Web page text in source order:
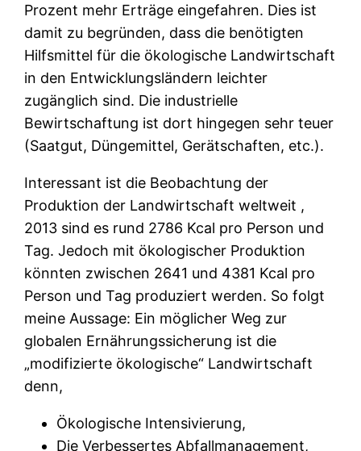
Prozent mehr Erträge eingefahren. Dies ist
damit zu begründen, dass die benötigten
Hilfsmittel für die ökologische Landwirtschaft
in den Entwicklungsländern leichter
zugänglich sind. Die industrielle
Bewirtschaftung ist dort hingegen sehr teuer
(Saatgut, Düngemittel, Gerätschaften, etc.).
Interessant ist die Beobachtung der
Produktion der Landwirtschaft weltweit ,
2013 sind es rund 2786 Kcal pro Person und
Tag. Jedoch mit ökologischer Produktion
könnten zwischen 2641 und 4381 Kcal pro
Person und Tag produziert werden. So folgt
meine Aussage: Ein möglicher Weg zur
globalen Ernährungssicherung ist die
„modifizierte ökologische“ Landwirtschaft
denn,
Ökologische Intensivierung,
Die Verbessertes Abfallmanagement,